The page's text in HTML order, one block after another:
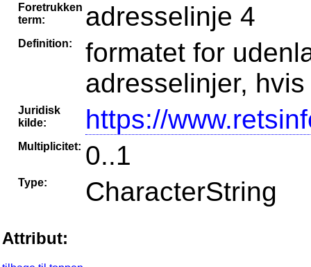
Foretrukken
term:
adresselinje 4
Definition:
formatet for
adresselinjer,
Juridisk
kilde:
https://
Multiplicitet: 0..1
Type: CharacterString
Attribut: